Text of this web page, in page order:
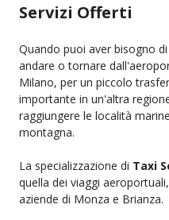
Servizi Offerti
Quando puoi aver bisogno di
andare o tornare
Milano, per un piccolo
importante in un'altra
raggiungere le località
montagna.
La specializzazione di Taxi
quella dei viaggi
aziende di Monza e Brianza.